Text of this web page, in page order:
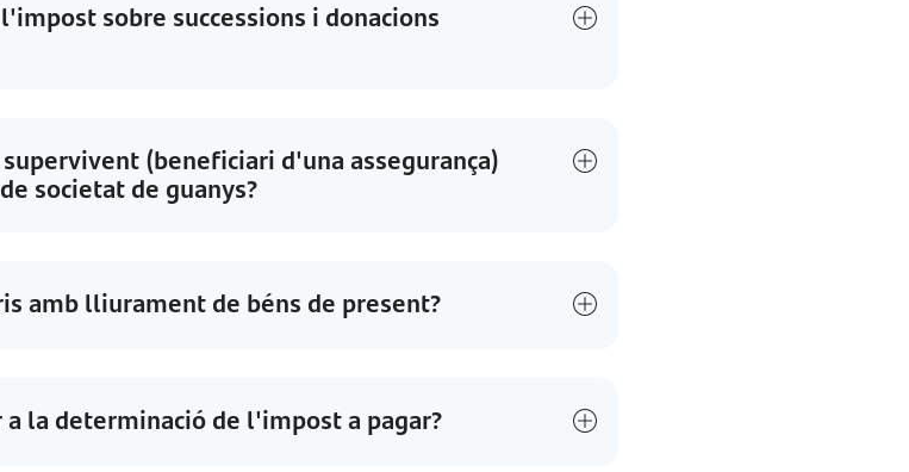
sobre successions i donacions
(beneficiari d'una assegurança)
societat de guanys?
amb lliurament de béns de present?
la determinació de l'impost a pagar?